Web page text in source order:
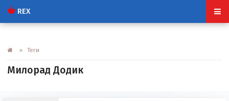
REX
» Теги
Милорад Додик